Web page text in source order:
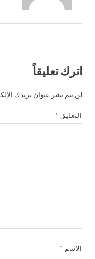
اترك تعليقاً
لن يتم نشر عنوان بريدك
التعليق *
الاسم *